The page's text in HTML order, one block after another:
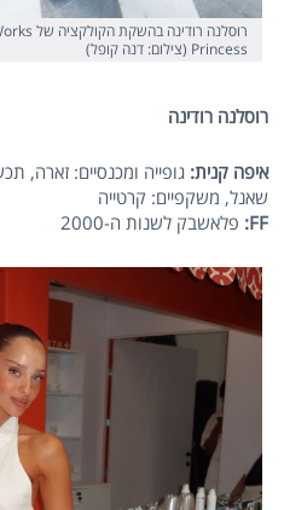
Princess (צילום: דנה קופל)
רוסלנה רודינה
איפה קנית: גופייה ומכנסיים: זארה,
שאנל, משקפיים: קרטייה
FF
: פלאשבק לשנות ה-2000